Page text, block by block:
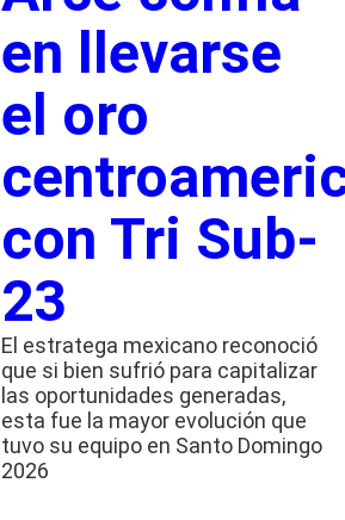
en llevarse
el oro
con Tri Sub-
23
El estratega mexicano reconoció
que si bien sufrió para capitalizar
las oportunidades generadas,
esta fue la mayor evolución que
tuvo su equipo en Santo Domingo
2026